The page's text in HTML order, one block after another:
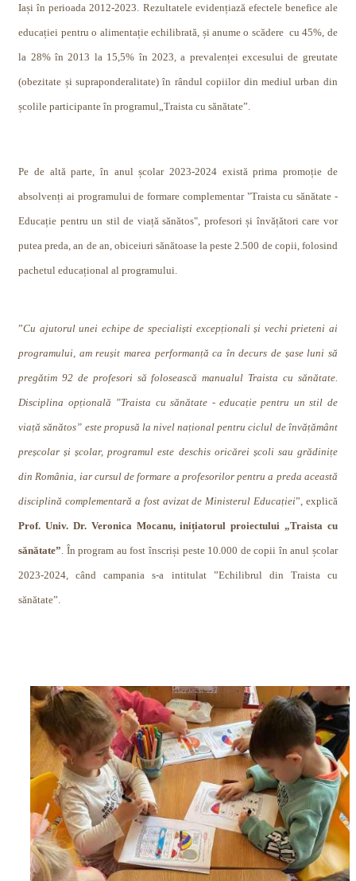
Iași în perioada 2012-2023. Rezultatele evidențiază efectele benefice ale
educației pentru o alimentație echilibrată, și anume o scădere cu 45%, de
la 28% în 2013 la 15,5% în 2023, a prevalenței excesului de greutate
(obezitate și supraponderalitate) în rândul copiilor din mediul urban din
școlile participante în programul„Traista cu sănătate”.
Pe de altă parte, în anul școlar 2023-2024 există prima promoție de
absolvenți ai programului de formare complementar "Traista cu sănătate -
Educație pentru un stil de viață sănătos", profesori și învățători care vor
putea preda, an de an, obiceiuri sănătoase la peste 2.500 de copii, folosind
pachetul educațional al programului.
”Cu ajutorul unei echipe de specialiști excepționali și vechi prieteni ai
programului, am reușit marea performanță ca în decurs de șase luni să
pregătim 92 de profesori să folosească manualul Traista cu sănătate.
Disciplina opțională ”Traista cu sănătate - educație pentru un stil de
viață sănătos” este propusă la nivel național pentru ciclul de învățământ
preșcolar și școlar, programul este deschis oricărei școli sau grădinițe
din România, iar cursul de formare a profesorilor pentru a preda această
disciplină complementară a fost avizat de Ministerul Educației”, explică
Prof. Univ. Dr. Veronica Mocanu, inițiatorul proiectului „Traista cu
sănătate” . În program au fost înscriși peste 10.000 de copii în anul școlar
2023-2024, când campanias-a intitulat ”Echilibrul din Traista cu
sănătate”.